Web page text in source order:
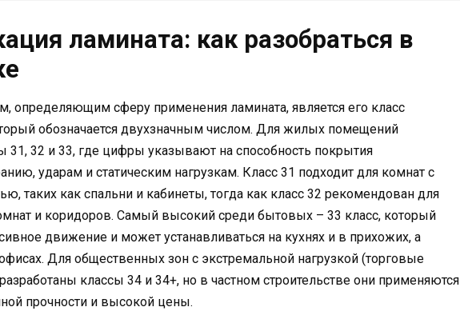
ламината: как разобраться в
определяющим сферу применения ламината, является его класс
обозначается двухзначным числом. Для жилых помещений
31, 32 и 33, где цифры указывают на способность покрытия
ударам и статическим нагрузкам. Класс 31 подходит для комнат с
таких как спальни и кабинеты, тогда как класс 32 рекомендован для
и коридоров. Самый высокий среди бытовых – 33 класс, который
движение и может устанавливаться на кухнях и в прихожих, а
Для общественных зон с экстремальной нагрузкой (торговые
классы 34 и 34+, но в частном строительстве они применяются
прочности и высокой цены.